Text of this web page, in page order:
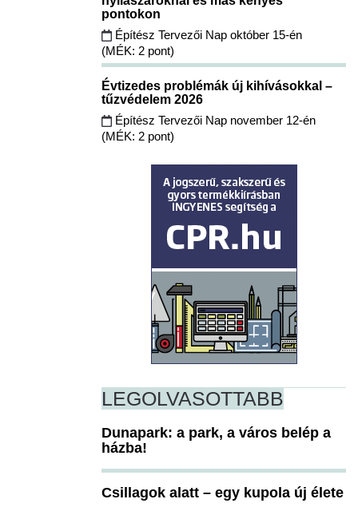
pontokon
Építész Tervezői Nap október 15-én
(MÉK: 2 pont)
Évtizedes problémák új kihívásokkal –
tűzvédelem 2026
Építész Tervezői Nap november 12-én
(MÉK: 2 pont)
LEGOLVASOTTABB
Dunapark: a park, a város belép a
házba!
Csillagok alatt – egy kupola új élete